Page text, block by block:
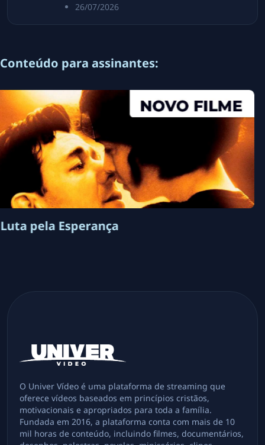
26/07/2026
Conteúdo para assinantes:
Amor em Ruínas
O Univer Vídeo é uma plataforma de streaming que
oferece vídeos baseados em princípios cristãos,
motivacionais e apropriados para toda a família.
Fundada em 2016, a plataforma conta com mais de 10
mil horas de conteúdo, incluindo filmes, documentários,